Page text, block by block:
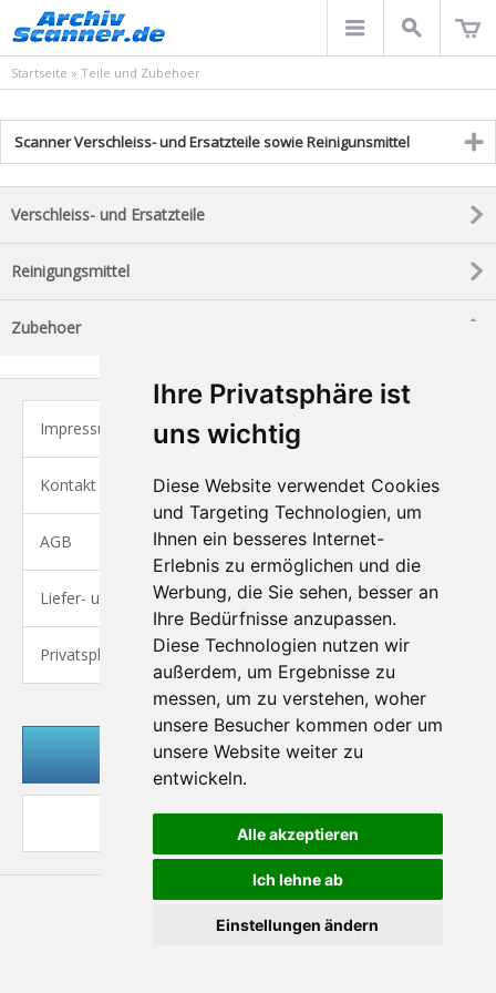
Ihre Privatsphäre ist
uns wichtig
Diese Website verwendet Cookies
und Targeting Technologien, um
Ihnen ein besseres Internet-
Erlebnis zu ermöglichen und die
Werbung, die Sie sehen, besser an
Ihre Bedürfnisse anzupassen.
Diese Technologien nutzen wir
außerdem, um Ergebnisse zu
messen, um zu verstehen, woher
unsere Besucher kommen oder um
unsere Website weiter zu
entwickeln.
Alle akzeptieren
Ich lehne ab
Einstellungen ändern
Startseite » Teile und Zubehoer
Scanner Verschleiss- und Ersatzteile sowie Reinigunsmittel
Verschleiss- und Ersatzteile
Reinigungsmittel
Zubehoer
Impressum
Kontakt
AGB
Liefer- und Versandkosten
Privatsphäre und Datenschutz
Kundenlogin